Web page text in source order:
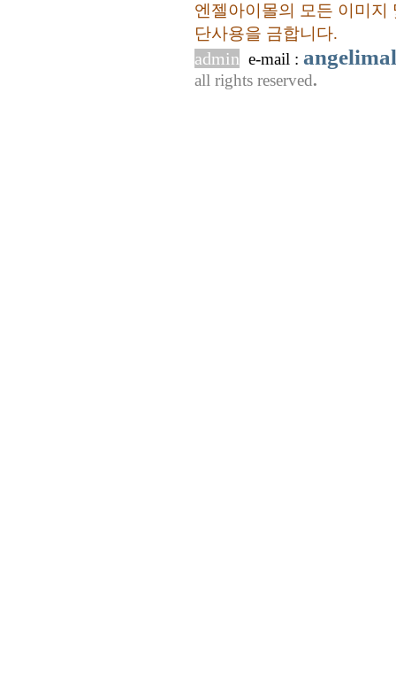
엔젤아이몰의 모든 이미지
단사용을 금합니다.
admin e-mail :
all rights reserved.